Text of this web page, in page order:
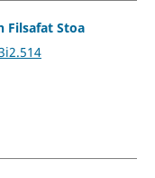
Filsafat Stoa